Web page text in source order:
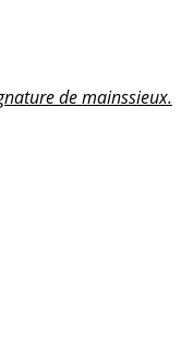
de mainssieux.